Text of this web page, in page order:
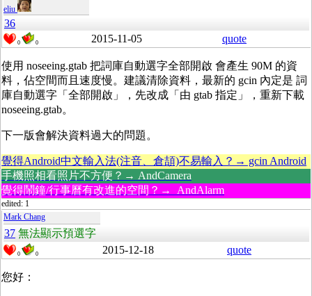
eliu
36
0 0 2015-11-05 quote
使用 noseeing.gtab 把詞庫自動選字全部開啟 會產生 90M 的資
料，佔空間而且速度慢。建議清除資料，最新的 gcin 內定是 詞
庫自動選字「全部開啟」，先改成「由 gtab 指定」，重新下載
noseeing.gtab。
下一版會解決資料過大的問題。
覺得Android中文輸入法(注音、倉頡)不易輸入？→ gcin Android
手機照相看照片不方便？→ AndCamera
覺得鬧鐘/行事曆有改進的空間？→ AndAlarm
edited: 1
Mark Chang
37 無法顯示預選字
0 0 2015-12-18 quote
您好：